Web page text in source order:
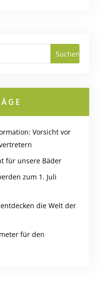
Vorsicht vor
für unsere Bäder
zum 1. Juli
die Welt der
für den